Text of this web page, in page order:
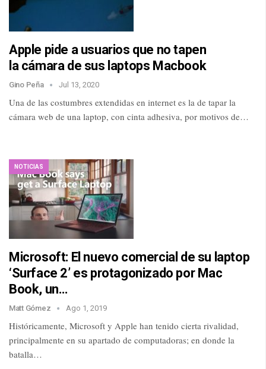
Apple pide a usuarios que no tapen
la cámara de sus laptops Macbook
Gino Peña Jul 13, 2020
Una de las costumbres extendidas en internet es la de tapar la
cámara web de una laptop, con cinta adhesiva, por motivos de…
NOTICIAS
Microsoft: El nuevo comercial de su laptop
‘Surface 2’ es protagonizado por Mac
Book, un…
Matt Gómez Ago 1, 2019
Históricamente, Microsoft y Apple han tenido cierta rivalidad,
principalmente en su apartado de computadoras; en donde la
batalla…